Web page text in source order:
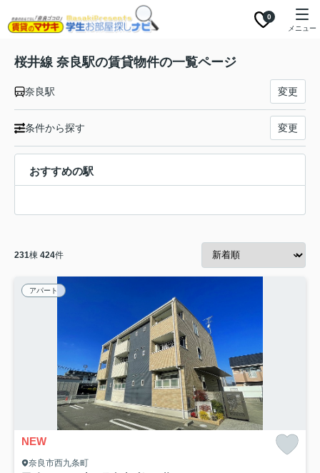
0
メニュー
桜井線 奈良駅の賃貸物件の一覧ページ
奈良駅 変更
条件から探す 変更
おすすめの駅
231棟 424件
アパート
NEW
奈良市西九条町